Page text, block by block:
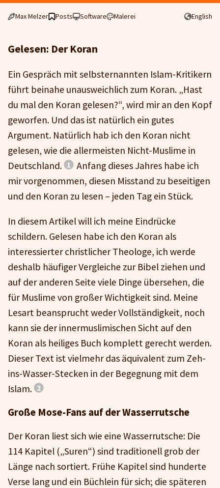
Max Melzer Posts Software Malerei English
Gelesen: Der Koran
Ein Gespräch mit selbsternannten Islam-Kritikern
führt beinahe unausweichlich zum Koran. „Hast
du mal den Koran gelesen?“, wird mir an den Kopf
geworfen. Und das ist natürlich ein gutes
Argument. Natürlich hab ich den Koran nicht
gelesen, wie die allermeisten Nicht-Muslime in
Deutschland.
Anfang dieses Jahres habe ich
mir vorgenommen, diesen Misstand zu beseitigen
und den Koran zu lesen – jeden Tag ein Stück.
In diesem Artikel will ich meine Eindrücke
schildern. Gelesen habe ich den Koran als
interessierter christlicher Theologe, ich werde
deshalb häufiger Vergleiche zur Bibel ziehen und
auf der anderen Seite viele Dinge übersehen, die
für Muslime von großer Wichtigkeit sind. Meine
Lesart beansprucht weder Vollständigkeit, noch
kann sie der innermuslimischen Sicht auf den
Koran als heiliges Buch komplett gerecht werden.
Dieser Text ist vielmehr das äquivalent zum Zeh-
ins-Wasser-Stecken in der Begegnung mit dem
Islam.
Große Mose-Fans auf der Wasserrutsche
Der Koran liest sich wie eine Wasserrutsche: Die
114 Kapitel („Suren“) sind traditionell grob der
Länge nach sortiert. Frühe Kapitel sind hunderte
Verse lang und ein Büchlein für sich; die späteren